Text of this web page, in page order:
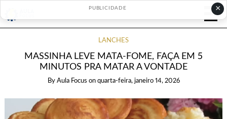
LANCHES
MASSINHA LEVE MATA-FOME, FAÇA EM 5
MINUTOS PRA MATAR A VONTADE
By Aula Focus on quarta-feira, janeiro 14, 2026
×
PUBLICIDADE